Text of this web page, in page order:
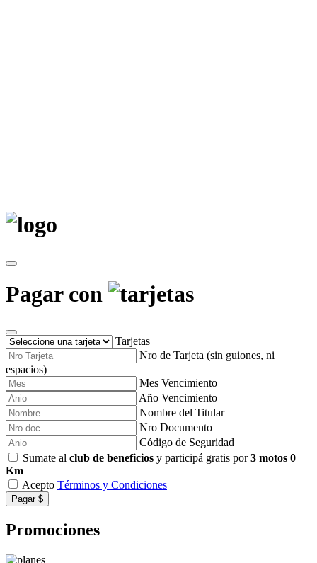
Pagar con
Tarjetas
Nro de Tarjeta (sin guiones, ni
espacios)
Mes Vencimiento
Año Vencimiento
Nombre del Titular
Nro Documento
Código de Seguridad
Sumate al club de beneficios y participá gratis por3 motos 0
Km
Acepto Términos y Condiciones
Pagar $
Promociones